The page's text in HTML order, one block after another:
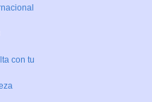
con tu